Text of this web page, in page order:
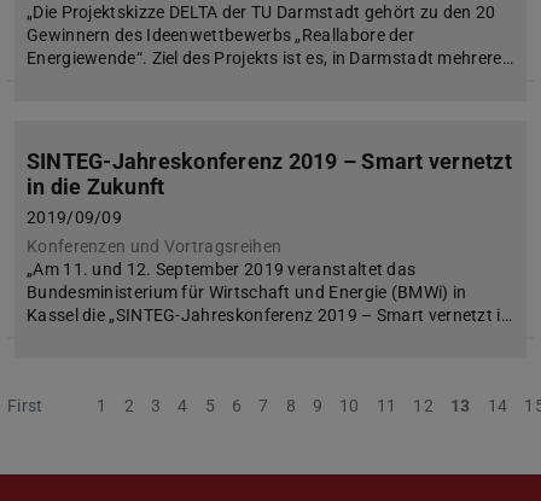
„Die Projektskizze DELTA der TU Darmstadt gehört zu den 20
Gewinnern des Ideenwettbewerbs „Reallabore der
Energiewende“. Ziel des Projekts ist es, in Darmstadt mehrere…
SINTEG-Jahreskonferenz 2019 – Smart vernetzt
in die Zukunft
2019/09/09
Konferenzen und Vortragsreihen
„Am 11. und 12. September 2019 veranstaltet das
Bundesministerium für Wirtschaft und Energie (BMWi) in
Kassel die „SINTEG-Jahreskonferenz 2019 – Smart vernetzt i…
First Previous
1 2 3 4 5 6 7 8 9 10 11 12 13 14